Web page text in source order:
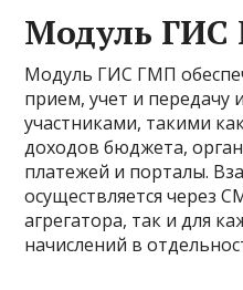
Модуль
Модуль ГИС ГМП
прием, учет и
участниками, такими
доходов бюджета,
платежей и порталы.
осуществляется через
агрегатора, так и для
начислений в